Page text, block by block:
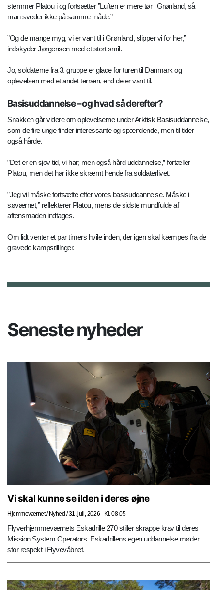
stemmer Platou i og fortsætter ”Luften er mere tør i Grønland, så
man sveder ikke på samme måde.”
”Og de mange myg, vi er vant til i Grønland, slipper vi for her,”
indskyder Jørgensen med et stort smil.
Jo, soldaterne fra 3. gruppe er glade for turen til Danmark og
oplevelsen med et andet terræn, end de er vant til.
Basisuddannelse – og hvad så derefter?
Snakken går videre om oplevelserne under Arktisk Basisuddannelse,
som de fire unge finder interessante og spændende, men til tider
også hårde.
”Det er en sjov tid, vi har; men også hård uddannelse,” fortæller
Platou, men det har ikke skræmt hende fra soldaterlivet.
”Jeg vil måske fortsætte efter vores basisuddannelse. Måske i
søværnet,” reflekterer Platou, mens de sidste mundfulde af
aftensmaden indtages.
Om lidt venter et par timers hvile inden, der igen skal kæmpes fra de
gravede kampstillinger.
Seneste nyheder
Vi skal kunne se ilden i deres øjne
Hjemmeværnet / Nyhed /31. juli, 2026 - Kl. 08.05
Flyverhjemmeværnets Eskadrille 270 stiller skrappe krav til deres
Mission System Operators. Eskadrillens egen uddannelse møder
stor respekt i Flyvevåbnet.